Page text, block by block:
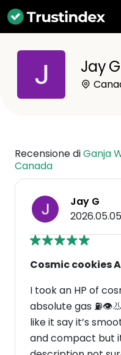
Jay G
Recensione diGanja
Canada
Jay G
2026.05.05
Cosmic cookies
I took an HP of
absolute gas
like it say it’s
and compact but